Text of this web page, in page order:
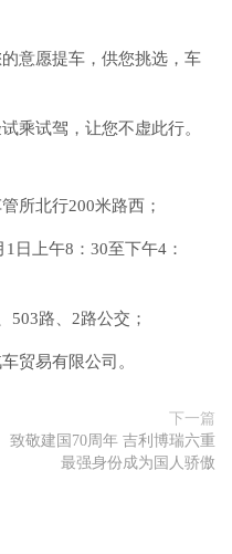
意愿提车，供您挑选，车
乘试驾，让您不虚此行。
所北行200米路西；
日上午8：30至下午4：
503路、2路公交；
贸易有限公司。
下一篇
致敬建国70周年 吉利博瑞六重
最强身份成为国人骄傲